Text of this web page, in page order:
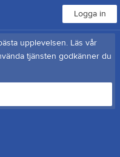
Logga in
upplevelsen. Läs vår
tjänsten godkänner du